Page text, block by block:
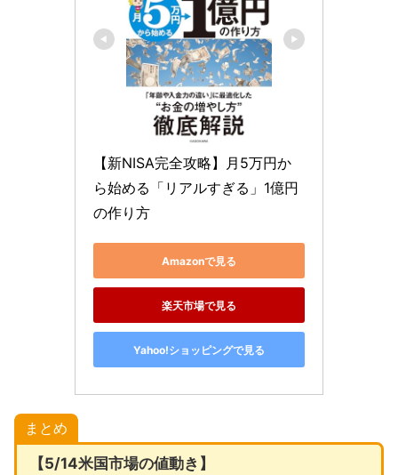
【新NISA完全攻略】月5万円か
ら始める「リアルすぎる」1億円
の作り方
Amazonで見る
楽天市場で見る
Yahoo!ショッピングで見る
まとめ
【5/14米国市場の値動き】